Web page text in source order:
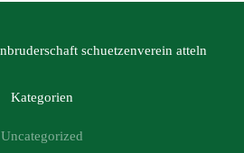
Kategorien
Uncategorized